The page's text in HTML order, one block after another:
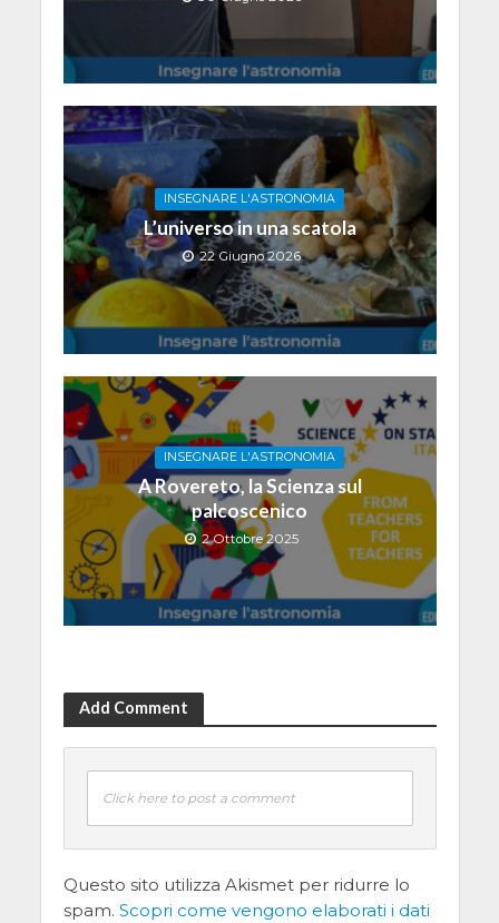
INSEGNARE L'ASTRONOMIA
L’universo in una scatola
22 Giugno 2026
INSEGNARE L'ASTRONOMIA
A Rovereto, la Scienza sul
palcoscenico
2 Ottobre 2025
Add Comment
Click here to post a comment
Questo sito utilizza Akismet per ridurre lo
spam. Scopri come vengono elaborati i dati